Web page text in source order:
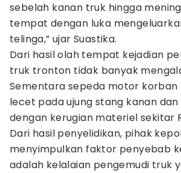
sebelah kanan truk hingga
tempat dengan luka
telinga,” ujar Suastika.
Dari hasil olah tempat kejadian
truk tronton tidak banyak
Sementara sepeda motor korban
lecet pada ujung stang kanan
dengan kerugian materiel sekitar
Dari hasil penyelidikan, pihak
menyimpulkan faktor penyebab
adalah kelalaian pengemudi truk